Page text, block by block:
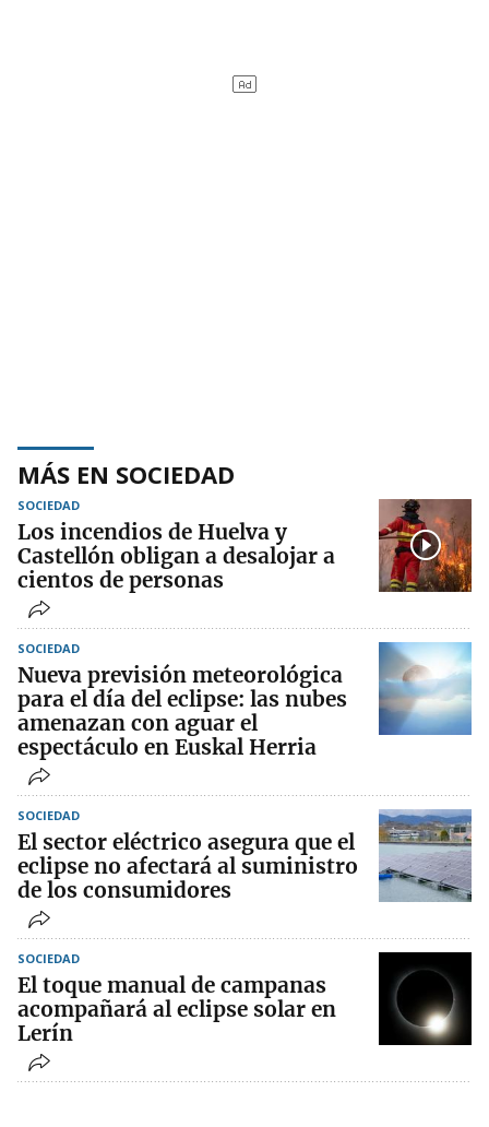
MÁS EN SOCIEDAD
SOCIEDAD
Los incendios de Huelva y
Castellón obligan a desalojar a
cientos de personas
SOCIEDAD
Nueva previsión meteorológica
para el día del eclipse: las nubes
amenazan con aguar el
espectáculo en Euskal Herria
SOCIEDAD
El sector eléctrico asegura que el
eclipse no afectará al suministro
de los consumidores
SOCIEDAD
El toque manual de campanas
acompañará al eclipse solar en
Lerín